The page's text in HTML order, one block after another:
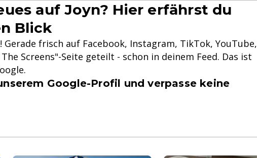
auf Joyn? Hier erfährst du
Blick
frisch auf Facebook, Instagram, TikTok, YouTube,
Screens"-Seite geteilt - schon in deinem Feed. Das ist
Google-Profil und verpasse keine